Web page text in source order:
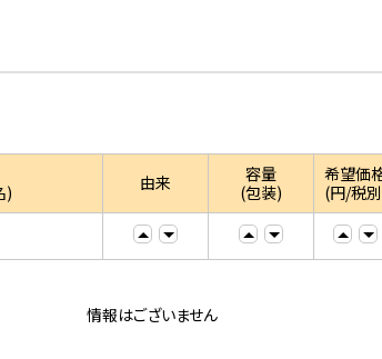
)
由来
容量
(包装)
希望価
(円/税
情報はございません